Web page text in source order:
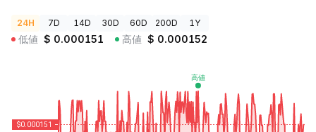
24H 7D 14D 30D 60D 200D 1Y
低値 $ 0.000151 高値 $ 0.000152